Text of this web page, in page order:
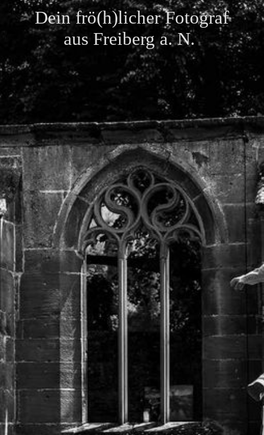
Dein frö(h)licher Fotograf
aus Freiberg a. N.
Kundenfeedback
FAQ
Impressum & Datenschutz